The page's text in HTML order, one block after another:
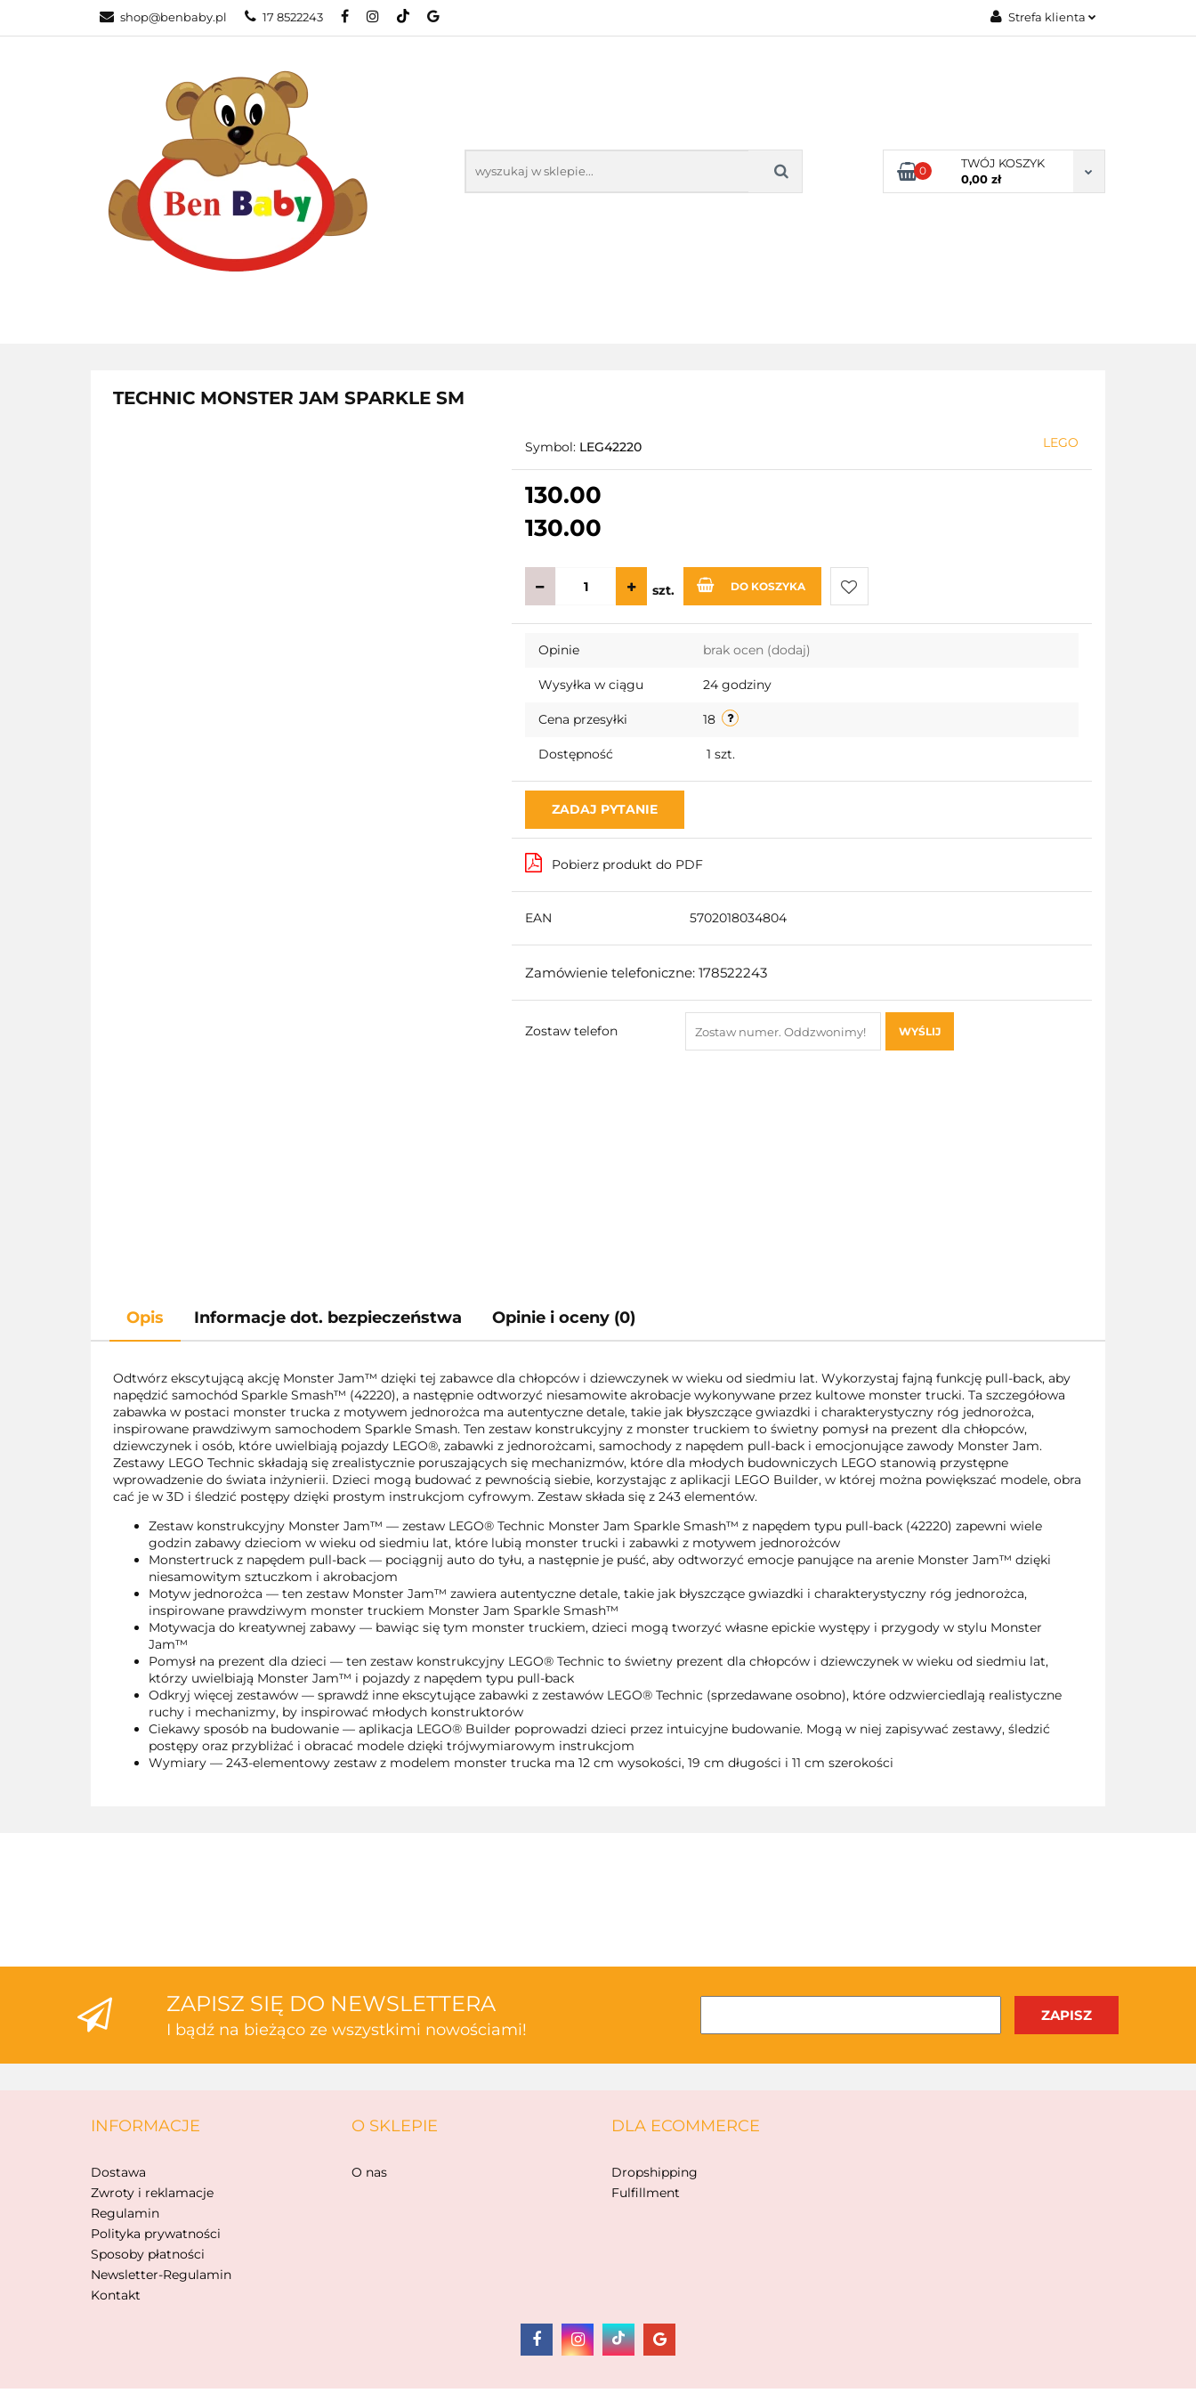
shop@benbaby.pl 17 8522243 Strefa klienta
0
TWÓJ KOSZYK
0,00 zł
TECHNIC MONSTER JAM SPARKLE SM
Symbol: LEG42220 LEGO
130.00
130.00
szt. DO KOSZYKA
Do
Opinie brak ocen (dodaj)
Wysyłka w ciągu 24 godziny
Cena przesyłki 18
Dostępność 1 szt.
ZADAJ PYTANIE
Pobierz produkt do PDF
EAN 5702018034804
Zamówienie telefoniczne: 178522243
Zostaw telefon WYŚLIJ
Opis Informacje dot. bezpieczeństwa Opinie i oceny (0)
Odtwórz ekscytującą akcję Monster Jam™ dzięki tej zabawce dla chłopców i dziewczynek w wieku od siedmiu lat. Wykorzystaj fajną funkcję pull-back, aby
napędzić samochód Sparkle Smash™ (42220), a następnie odtworzyć niesamowite akrobacje wykonywane przez kultowe monster trucki. Ta szczegółowa
zabawka w postaci monster trucka z motywem jednorożca ma autentyczne detale, takie jak błyszczące gwiazdki i charakterystyczny róg jednorożca,
inspirowane prawdziwym samochodem Sparkle Smash. Ten zestaw konstrukcyjny z monster truckiem to świetny pomysł na prezent dla chłopców,
dziewczynek i osób, które uwielbiają pojazdy LEGO®, zabawki z jednorożcami, samochody z napędem pull-back i emocjonujące zawody Monster Jam.
Zestawy LEGO Technic składają się zrealistycznie poruszających się mechanizmów, które dla młodych budowniczych LEGO stanowią przystępne
wprowadzenie do świata inżynierii. Dzieci mogą budować z pewnością siebie, korzystając z aplikacji LEGO Builder, w której można powiększać modele, obra
cać je w 3D i śledzić postępy dzięki prostym instrukcjom cyfrowym. Zestaw składa się z 243 elementów.
Zestaw konstrukcyjny Monster Jam™ — zestaw LEGO® Technic Monster Jam Sparkle Smash™ z napędem typu pull-back (42220) zapewni wiele
godzin zabawy dzieciom w wieku od siedmiu lat, które lubią monster trucki i zabawki z motywem jednorożców
Monstertruck z napędem pull-back — pociągnij auto do tyłu, a następnie je puść, aby odtworzyć emocje panujące na arenie Monster Jam™ dzięki
niesamowitym sztuczkom i akrobacjom
Motyw jednorożca — ten zestaw Monster Jam™ zawiera autentyczne detale, takie jak błyszczące gwiazdki i charakterystyczny róg jednorożca,
inspirowane prawdziwym monster truckiem Monster Jam Sparkle Smash™
Motywacja do kreatywnej zabawy — bawiąc się tym monster truckiem, dzieci mogą tworzyć własne epickie występy i przygody w stylu Monster
Jam™
Pomysł na prezent dla dzieci — ten zestaw konstrukcyjny LEGO® Technic to świetny prezent dla chłopców i dziewczynek w wieku od siedmiu lat,
którzy uwielbiają Monster Jam™ i pojazdy z napędem typu pull-back
Odkryj więcej zestawów — sprawdź inne ekscytujące zabawki z zestawów LEGO® Technic (sprzedawane osobno), które odzwierciedlają realistyczne
ruchy i mechanizmy, by inspirować młodych konstruktorów
Ciekawy sposób na budowanie — aplikacja LEGO® Builder poprowadzi dzieci przez intuicyjne budowanie. Mogą w niej zapisywać zestawy, śledzić
postępy oraz przybliżać i obracać modele dzięki trójwymiarowym instrukcjom
Wymiary — 243-elementowy zestaw z modelem monster trucka ma 12 cm wysokości, 19 cm długości i 11 cm szerokości
AKSJOMAT
ZAPISZ SIĘ DO NEWSLETTERA
I bądź na bieżąco ze wszystkimi nowościami!
INFORMACJE
Dostawa
Zwroty i reklamacje
Regulamin
Polityka prywatności
Sposoby płatności
Newsletter-Regulamin
Kontakt
O SKLEPIE
O nas
DLA ECOMMERCE
Dropshipping
Fulfillment